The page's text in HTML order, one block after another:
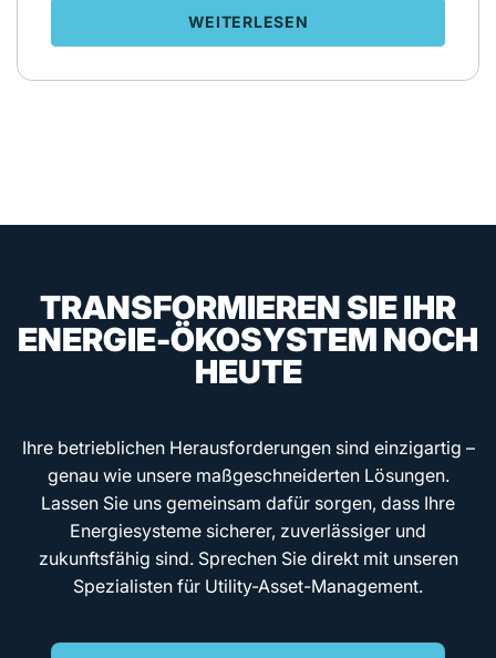
WEITERLESEN
TRANSFORMIEREN SIE IHR
ENERGIE-ÖKOSYSTEM NOCH
HEUTE
Ihre betrieblichen Herausforderungen sind einzigartig –
genau wie unsere maßgeschneiderten Lösungen.
Lassen Sie uns gemeinsam dafür sorgen, dass Ihre
Energiesysteme sicherer, zuverlässiger und
zukunftsfähig sind. Sprechen Sie direkt mit unseren
Spezialisten für Utility-Asset-Management.